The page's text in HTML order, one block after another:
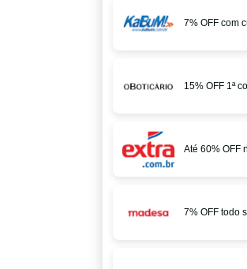
7% OFF com
15% OFF 1ª
Até 60% OFF
7% OFF todo